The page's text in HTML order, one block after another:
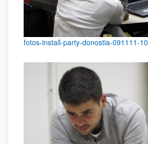
fotos-install-party-donostia-091111-10